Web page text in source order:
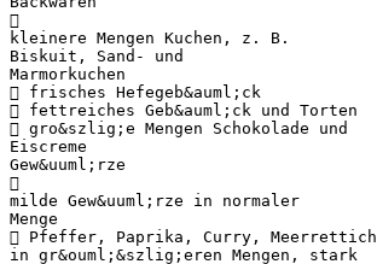

kleinere Mengen Kuchen, z. B.
Biskuit, Sand- und
Marmorkuchen
 frisches Hefegeb&auml;ck
 fettreiches Geb&auml;ck und Torten
 gro&szlig;e Mengen Schokolade und
Eiscreme
Gew&uuml;rze

milde Gew&uuml;rze in normaler
Menge
 Pfeffer, Paprika, Curry, Meerrettich
in gr&ouml;&szlig;eren Mengen, stark